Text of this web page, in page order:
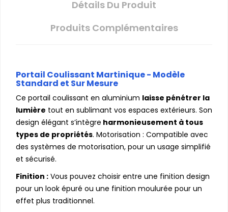
Détails Du Produit
Produits Complémentaires
Portail Coulissant Martinique - Modèle
Standard et Sur Mesure
Ce portail coulissant en aluminium laisse pénétrer la
lumière tout en sublimant vos espaces extérieurs. Son
design élégant s’intègre harmonieusement à tous
types de propriétés. Motorisation : Compatible avec
des systèmes de motorisation, pour un usage simplifié
et sécurisé.
Finition : Vous pouvez choisir entre une finition design
pour un look épuré ou une finition moulurée pour un
effet plus traditionnel.